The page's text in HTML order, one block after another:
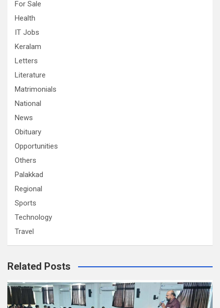
For Sale
Health
IT Jobs
Keralam
Letters
Literature
Matrimonials
National
News
Obituary
Opportunities
Others
Palakkad
Regional
Sports
Technology
Travel
Related Posts